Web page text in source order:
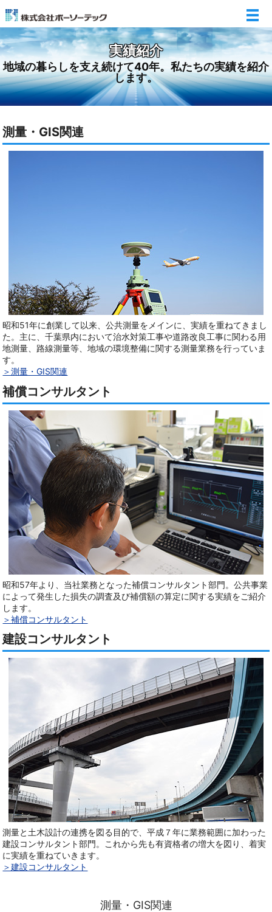
メ
実績紹介
地域の暮らしを支え続けて40年。私たちの実績を紹介
します。
測量・GIS関連
昭和51年に創業して以来、公共測量をメインに、実績を重ねてきまし
た。主に、千葉県内において治水対策工事や道路改良工事に関わる用
地測量、路線測量等、地域の環境整備に関する測量業務を行っていま
す。
＞測量・GIS関連
補償コンサルタント
昭和57年より、当社業務となった補償コンサルタント部門。公共事業
によって発生した損失の調査及び補償額の算定に関する実績をご紹介
します。
＞補償コンサルタント
建設コンサルタント
測量と土木設計の連携を図る目的で、平成７年に業務範囲に加わった
建設コンサルタント部門。これから先も有資格者の増大を図り、着実
に実績を重ねていきます。
＞建設コンサルタント
測量・GIS関連